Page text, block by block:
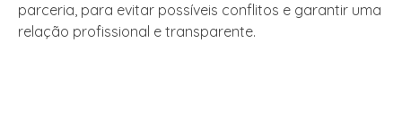
parceria, para evitar possíveis conflitos e garantir uma
relação profissional e transparente.